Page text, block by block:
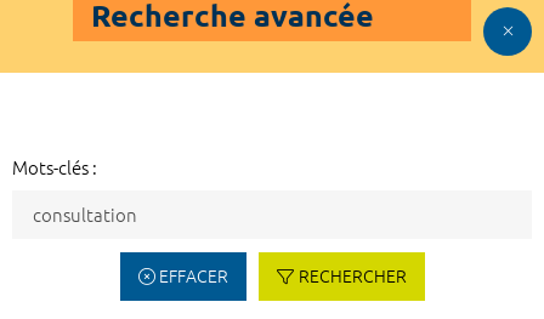
Recherche avancée
Mots-clés :
EFFACER RECHERCHER